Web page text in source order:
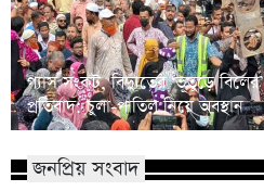
গ্যাস সংকট, বিদ্যুতের ‘ভূতুড়ে বিলের’
প্রতিবাদ: চুলা-পাতিল নিয়ে অবস্থান
জনপ্রিয় সংবাদ